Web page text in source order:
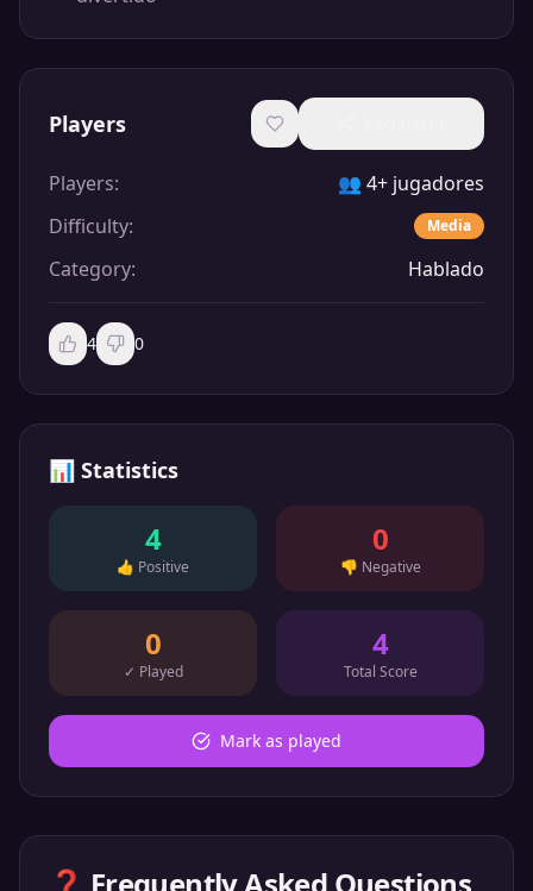
Players
Players: 👥 4+ jugadores
Difficulty: Media
Category: Hablado
4 0
📊 Statistics
4
👍 Positive
0
👎 Negative
0
✓ Played
4
Total Score
Mark as played